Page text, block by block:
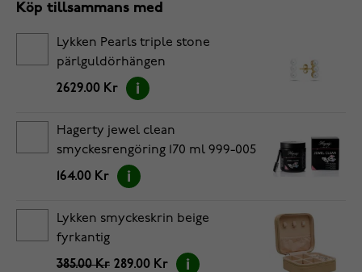
Köp tillsammans med
Lykken Pearls triple stone
pärlguldörhängen
2629.00 Kr
Hagerty jewel clean
smyckesrengöring 170 ml 999-005
164.00 Kr
Lykken smyckeskrin beige
fyrkantig
385.00 Kr 289.00 Kr